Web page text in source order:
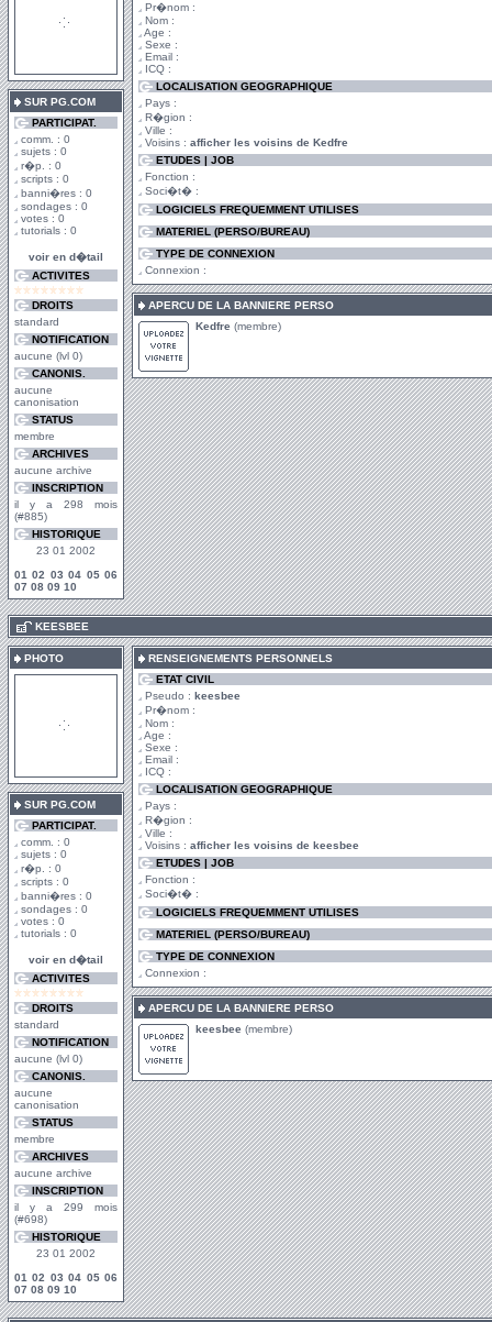
SUR PG.COM
PARTICIPAT.
comm. : 0
sujets : 0
r�p. : 0
scripts : 0
banni�res : 0
sondages : 0
votes : 0
tutorials : 0
voir en d�tail
ACTIVITES
DROITS
standard
NOTIFICATION
aucune (lvl 0)
CANONIS.
aucune
canonisation
STATUS
membre
ARCHIVES
aucune archive
INSCRIPTION
il y a 298 mois
(#885)
HISTORIQUE
23 01 2002
01 02 03 04 05 06
07 08 09 10
Pr�nom :
Nom :
Age :
Sexe :
Email :
ICQ :
LOCALISATION GEOGRAPHIQUE
Pays :
R�gion :
Ville :
Voisins : afficher les voisins de Kedfre
ETUDES | JOB
Fonction :
Soci�t� :
LOGICIELS FREQUEMMENT UTILISES
MATERIEL (PERSO/BUREAU)
TYPE DE CONNEXION
Connexion :
APERCU DE LA BANNIERE PERSO
Kedfre (membre)
KEESBEE
PHOTO
SUR PG.COM
PARTICIPAT.
comm. : 0
sujets : 0
r�p. : 0
scripts : 0
banni�res : 0
sondages : 0
votes : 0
tutorials : 0
voir en d�tail
ACTIVITES
DROITS
standard
NOTIFICATION
aucune (lvl 0)
CANONIS.
aucune
canonisation
STATUS
membre
ARCHIVES
aucune archive
INSCRIPTION
il y a 299 mois
(#698)
HISTORIQUE
23 01 2002
01 02 03 04 05 06
07 08 09 10
RENSEIGNEMENTS PERSONNELS
ETAT CIVIL
Pseudo : keesbee
Pr�nom :
Nom :
Age :
Sexe :
Email :
ICQ :
LOCALISATION GEOGRAPHIQUE
Pays :
R�gion :
Ville :
Voisins : afficher les voisins de keesbee
ETUDES | JOB
Fonction :
Soci�t� :
LOGICIELS FREQUEMMENT UTILISES
MATERIEL (PERSO/BUREAU)
TYPE DE CONNEXION
Connexion :
APERCU DE LA BANNIERE PERSO
keesbee (membre)